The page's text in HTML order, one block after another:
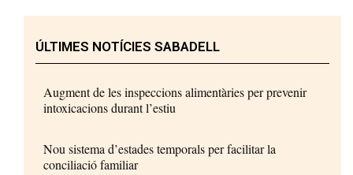
ÚLTIMES NOTÍCIES SABADELL
Augment de les inspeccions alimentàries per prevenir
intoxicacions durant l’estiu
Nou sistema d’estades temporals per facilitar la
conciliació familiar